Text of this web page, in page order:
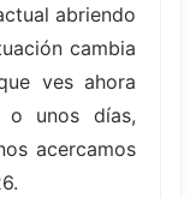
abriendo
cambia
ves ahora
o unos días,
acercamos